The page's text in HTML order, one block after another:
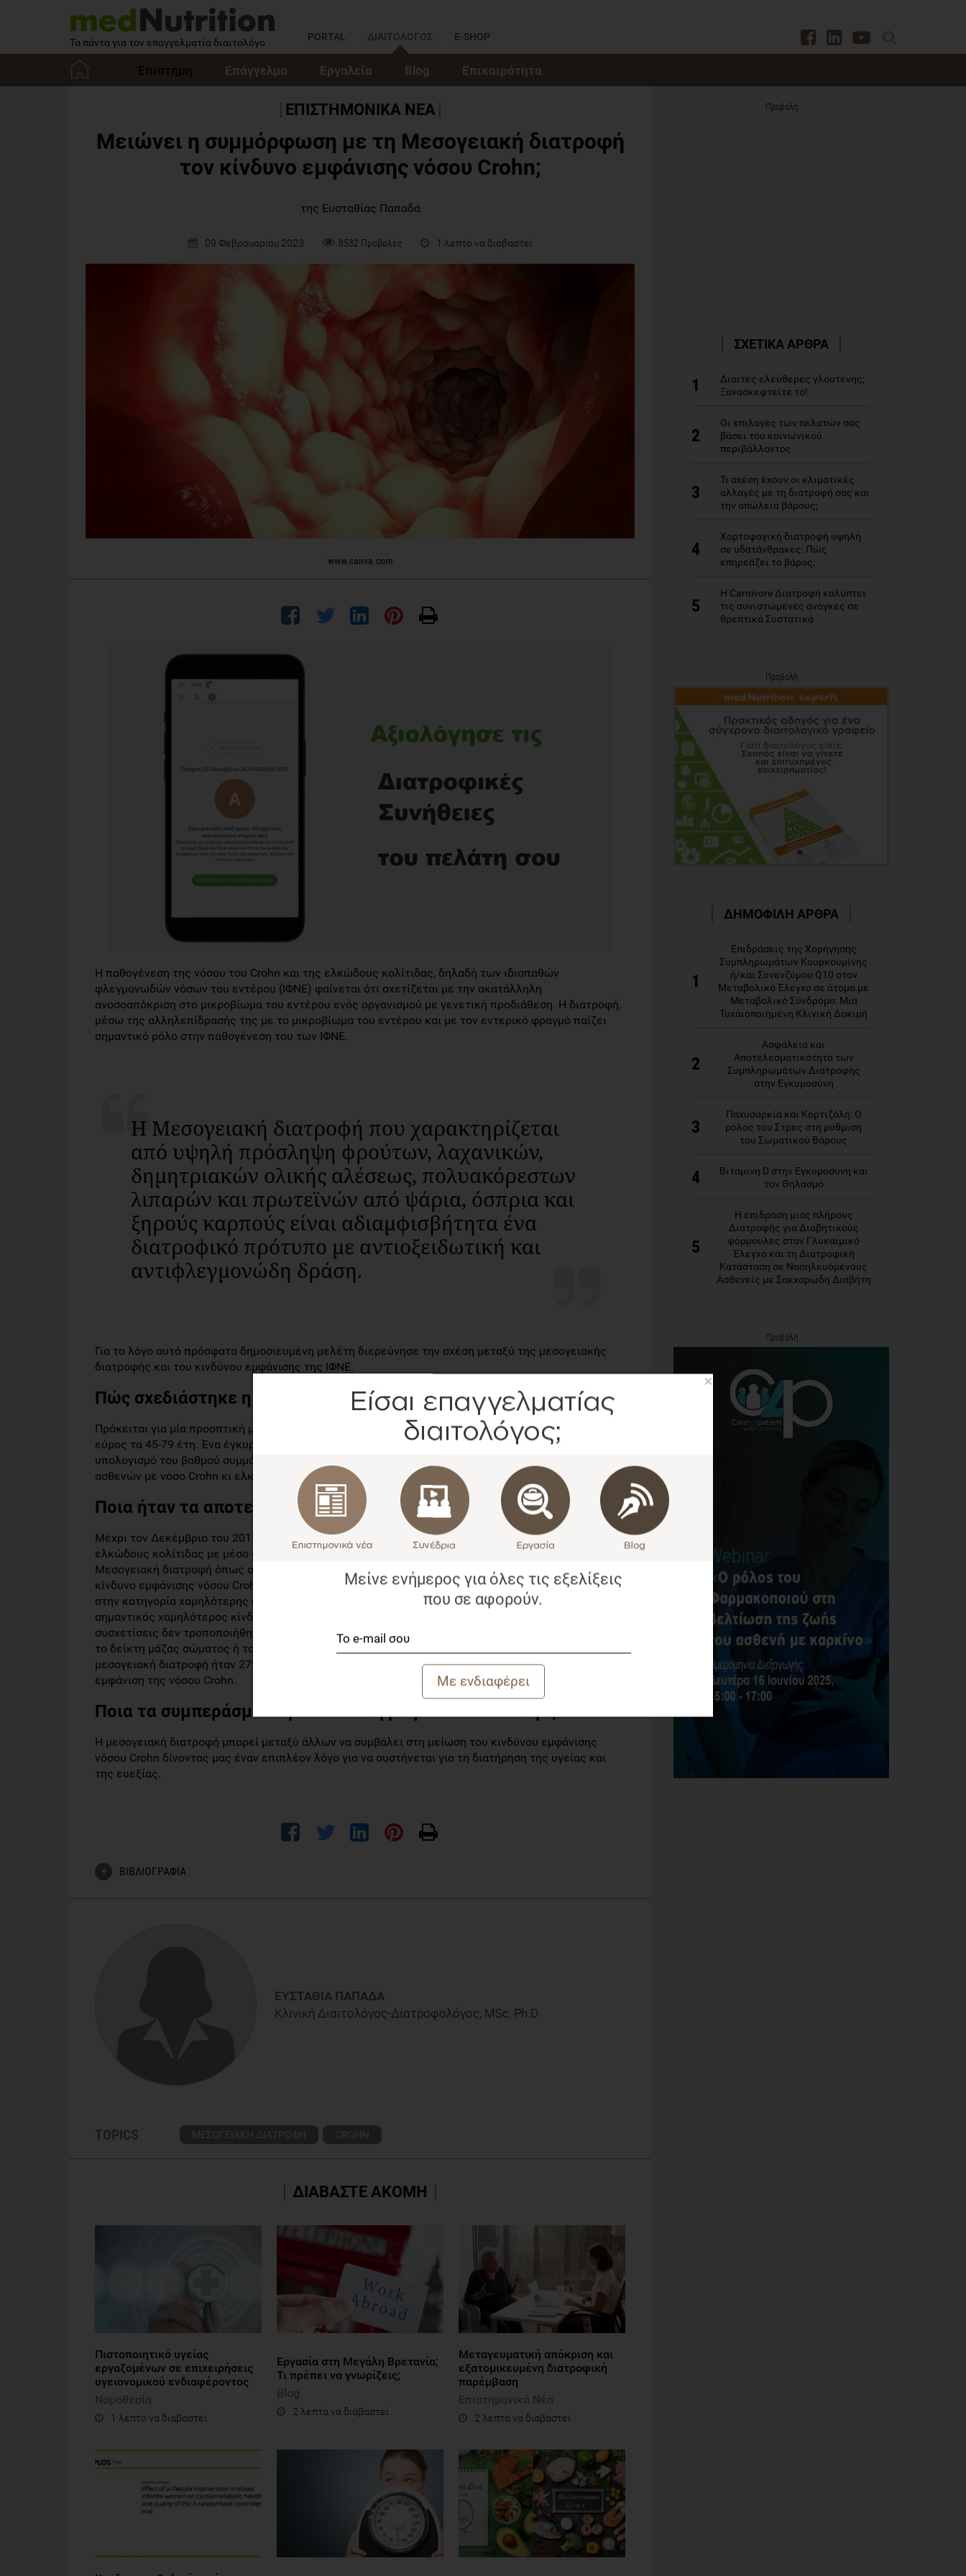
Τα πάντα για τον επαγγελματία διαιτολόγο PORTAL ΔΙΑΙΤΟΛΟΓΟΣ E-SHOP
Επιστήμη Επάγγελμα Εργαλεία Blog Επικαιρότητα
ΕΠΙΣΤΗΜΟΝΙΚΑ ΝΕΑ
Μειώνει η συμμόρφωση με τη Μεσογειακή διατροφή
τον κίνδυνο εμφάνισης νόσου Crohn;
της Ευσταθίας Παπαδά
09 Φεβρουαρίου 2023 8532 Προβολές 1 λεπτό να διαβαστεί
www.canva.com
Η παθογένεση της νόσου του Crohn και της ελκώδους κολίτιδας, δηλαδή των ιδιοπαθών
φλεγμονωδών νόσων του εντέρου (ΙΦΝΕ) φαίνεται ότι σχετίζεται με την ακατάλληλη
ανοσοαπόκριση στο μικροβίωμα του εντέρου ενός οργανισμού με γενετική προδιάθεση. Η διατροφή,
μέσω της αλληλεπίδρασής της με το μικροβίωμα του εντέρου και με τον εντερικό φραγμό παίζει
σημαντικό ρόλο στην παθογένεση του των ΙΦΝΕ.
Η Μεσογειακή διατροφή που χαρακτηρίζεται
από υψηλή πρόσληψη φρούτων, λαχανικών,
δημητριακών ολικής αλέσεως, πολυακόρεστων
λιπαρών και πρωτεϊνών από ψάρια, όσπρια και
ξηρούς καρπούς είναι αδιαμφισβήτητα ένα
διατροφικό πρότυπο με αντιοξειδωτική και
αντιφλεγμονώδη δράση.
Για το λόγο αυτό πρόσφατα δημοσιευμένη μελέτη διερεύνησε την σχέση μεταξύ της μεσογειακής
διατροφής και του κινδύνου εμφάνισης της ΙΦΝΕ.
Πώς σχεδιάστηκε η μελέτη;
Πρόκειται για μία προοπτική μελέτη κοορτής με 83.147 Σουηδούς συμμετέχοντες με μέσο ηλικιακό
εύρος τα 45-79 έτη. Ένα έγκυρο ερωτηματολόγιο συχνότητας τροφίμων χρησιμοποιήθηκε για τον
υπολογισμό του βαθμού συμμόρφωσης στη μεσογειακή διατροφή το 1997. Οι διαγνώσεις των
ασθενών με νόσο Crohn κι ελκώδη κολίτιδα καταγράφηκαν μέσω του μητρώου των ασθενών.
Ποια ήταν τα αποτελέσματα της μελέτης;
Μέχρι τον Δεκέμβριο του 2017, επιβεβαιώθηκαν 164 περιστατικά νόσου Crohn και 395 περιστατικά
ελκώδους κολίτιδας με μέσο όρο παρακολούθησης τα 17 έτη. Η υψηλότερη συμμόρφωση με τη
Μεσογειακή διατροφή όπως αποτυπώθηκε από το σχετικό σκορ συσχετίστηκε με χαμηλότερο
κίνδυνο εμφάνισης νόσου Crohn αλλά όχι ελκώδους κολίτιδας. Σε σύγκριση με τους συμμετέχοντες
στην κατηγορία χαμηλότερης συμμόρφωσης με τη μεσογειακή διατροφή υπήρχε στατιστικά
σημαντικός χαμηλότερος κίνδυνος εμφάνισης νόσου Crohn αλλά όχι ελκώδους κολίτιδας. Αυτές οι
συσχετίσεις δεν τροποποιήθηκαν λαμβάνοντας υπόψη την ηλικία, το φύλο, το επίπεδο εκπαίδευσης,
το δείκτη μάζας σώματος ή το κάπνισμα. Ο επιπολασμός της χαμηλής συμμόρφωσης με τη
μεσογειακή διατροφή ήταν 27%, προσδίδοντας στον πληθυσμό 12% αυξημένο κίνδυνο για την
εμφάνιση της νόσου Crohn.
Ποια τα συμπεράσματα για τον επαγγελματία διαιτολόγο;
Η μεσογειακή διατροφή μπορεί μεταξύ άλλων να συμβάλει στη μείωση του κινδύνου εμφάνισης
νόσου Crohn δίνοντας μας έναν επιπλέον λόγο για να συστήνεται για τη διατήρηση της υγείας και
της ευεξίας.
ΒΙΒΛΙΟΓΡΑΦΙΑ
ΕΥΣΤΑΘΊΑ ΠΑΠΑΔΆ
Κλινική Διαιτολόγος-Διατροφολόγος, MSc, Ph.D
TOPICS ΜΕΣΟΓΕΙΑΚΗ ΔΙΑΤΡΟΦΗ CROHN
ΔΙΑΒΑΣΤΕ ΑΚΟΜΗ
Πιστοποιητικό υγείας
εργαζομένων σε επιχειρήσεις
υγειονομικού ενδιαφέροντος
Νομοθεσία
1 λεπτό να διαβαστεί
Εργασία στη Μεγάλη Βρετανία;
Τι πρέπει να γνωρίζεις;
Blog
2 λεπτά να διαβαστεί
Μεταγευματική απόκριση και
εξατομικευμένη διατροφική
παρέμβαση
Επιστημονικά Νέα
2 λεπτά να διαβαστεί
Προβολή
ΣΧΕΤΙΚΑ ΑΡΘΡΑ
1
Δίαιτες ελεύθερες γλουτένης;
Ξανασκεφτείτε το!
2
Οι επιλογές των πελατών σας
βάσει του κοινωνικού
περιβάλλοντος
3
Τι σχέση έχουν οι κλιματικές
αλλαγές με τη διατροφή σας και
την απώλεια βάρους;
4
Χορτοφαγική διατροφή υψηλή
σε υδατάνθρακες: Πώς
επηρεάζει το βάρος;
5
Η Carnivore Διατροφή καλύπτει
τις συνιστώμενες ανάγκες σε
θρεπτικά Συστατικά
ΔΗΜΟΦΙΛΗ ΑΡΘΡΑ
1
Επιδράσεις της Χορήγησης
Συμπληρωμάτων Κουρκουμίνης
ή/και Συνενζύμου Q10 στον
Μεταβολικό Έλεγχο σε άτομα με
Μεταβολικό Σύνδρομο: Μια
Τυχαιοποιημένη Κλινική Δοκιμή
2
Ασφάλεια και
Αποτελεσματικότητα των
Συμπληρωμάτων Διατροφής
στην Εγκυμοσύνη
3
Παχυσαρκία και Κορτιζόλη: Ο
ρόλος του Στρες στη ρύθμιση
του Σωματικού Βάρους
4
Βιταμίνη D στην Εγκυμοσύνη και
τον Θηλασμό
5
Η επίδραση μιας πλήρους
Διατροφής για Διαβητικούς
φόρμουλες στον Γλυκαιμικό
Έλεγχο και τη Διατροφική
Κατάσταση σε Νοσηλευόμενους
Ασθενείς με Σακχαρώδη Διαβήτη
Προβολή
Προβολή
×
Μείνε ενήμερος για όλες τις εξελίξεις
που σε αφορούν.